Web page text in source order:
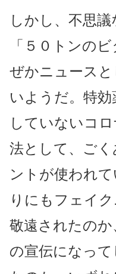
しかし、不思
「５０トンの
ぜかニュース
いようだ。特
していないコ
法として、ご
ントが使われ
りにもフェイ
敬遠されたの
の宣伝になっ